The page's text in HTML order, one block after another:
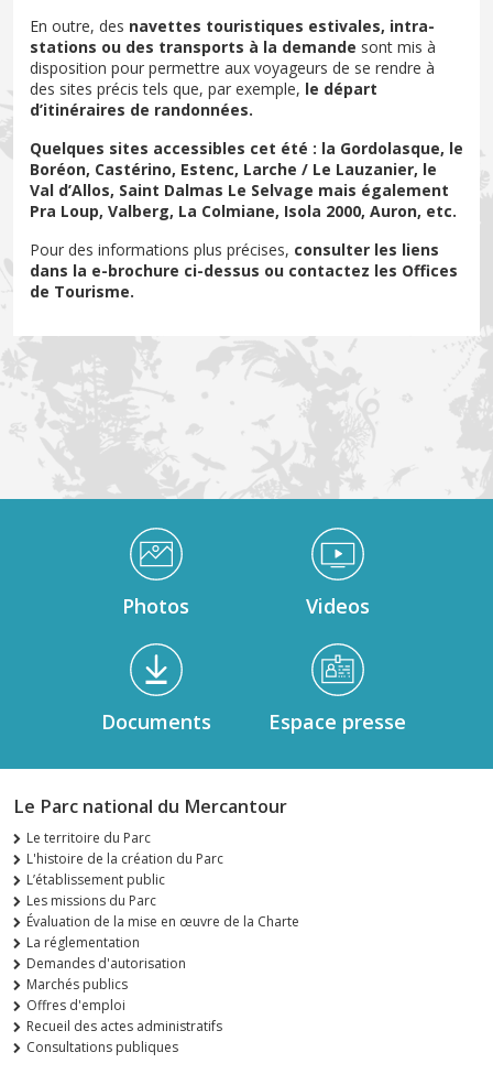
En outre, des navettes touristiques estivales, intra-
stations ou des transports à la demande sont mis à
disposition pour permettre aux voyageurs de se rendre à
des sites précis tels que, par exemple, le départ
d’itinéraires de randonnées.
Quelques sites accessibles cet été : la Gordolasque, le
Boréon, Castérino, Estenc, Larche / Le Lauzanier, le
Val d’Allos, Saint Dalmas Le Selvage mais également
Pra Loup, Valberg, La Colmiane, Isola 2000, Auron, etc.
Pour des informations plus précises, consulter les liens
dans la e-brochure ci-dessus ou contactez les Offices
de Tourisme.
Médiathèque Footer
Photos Videos
Documents Espace presse
Le Parc national du Mercantour
Le territoire du Parc
L'histoire de la création du Parc
L’établissement public
Les missions du Parc
Évaluation de la mise en œuvre de la Charte
La réglementation
Demandes d'autorisation
Marchés publics
Offres d'emploi
Recueil des actes administratifs
Consultations publiques